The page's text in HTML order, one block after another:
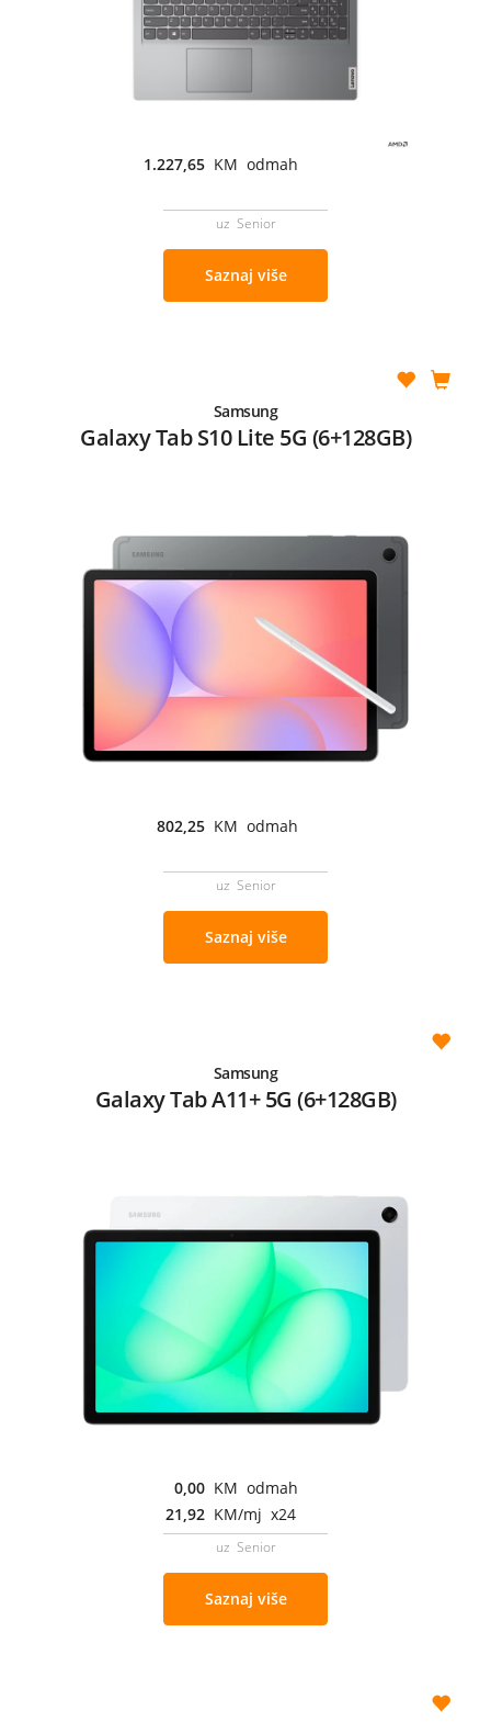
1.227,65 KM odmah
uz Senior
Saznaj više
Samsung
Galaxy Tab S10 Lite 5G (6+128GB)
802,25 KM odmah
uz Senior
Saznaj više
Samsung
Galaxy Tab A11+ 5G (6+128GB)
0,00 KM odmah
21,92 KM/mj x24
uz Senior
Saznaj više